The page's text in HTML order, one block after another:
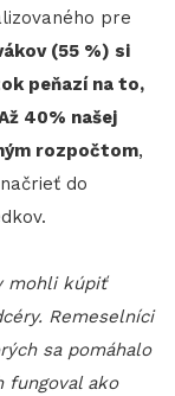
pre
(55 %) si
peňazí na to,
40% našej
rozpočtom,
do
mohli kúpiť
Remeselníci
sa pomáhalo
fungoval ako